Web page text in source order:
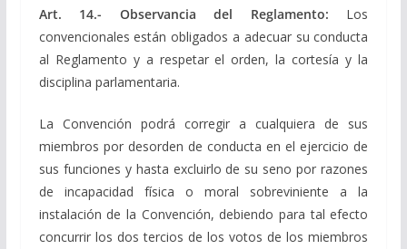
Art. 14.- Observancia del Reglamento: Los
convencionales están obligados a adecuar su conducta
al Reglamento y a respetar el orden, la cortesía y la
disciplina parlamentaria.
La Convención podrá corregir a cualquiera de sus
miembros por desorden de conducta en el ejercicio de
sus funciones y hasta excluirlo de su seno por razones
de incapacidad física o moral sobreviniente a la
instalación de la Convención, debiendo para tal efecto
concurrir los dos tercios de los votos de los miembros